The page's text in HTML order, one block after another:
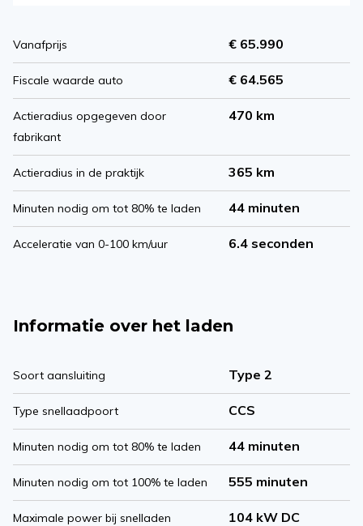
Vanafprijs € 65.990
Fiscale waarde auto € 64.565
Actieradius opgegeven door
fabrikant
470 km
Actieradius in de praktijk 365 km
Minuten nodig om tot 80% te laden 44 minuten
Acceleratie van 0-100 km/uur 6.4 seconden
Informatie over het laden
Soort aansluiting Type 2
Type snellaadpoort CCS
Minuten nodig om tot 80% te laden 44 minuten
Minuten nodig om tot 100% te laden 555 minuten
Maximale power bij snelladen 104 kW DC